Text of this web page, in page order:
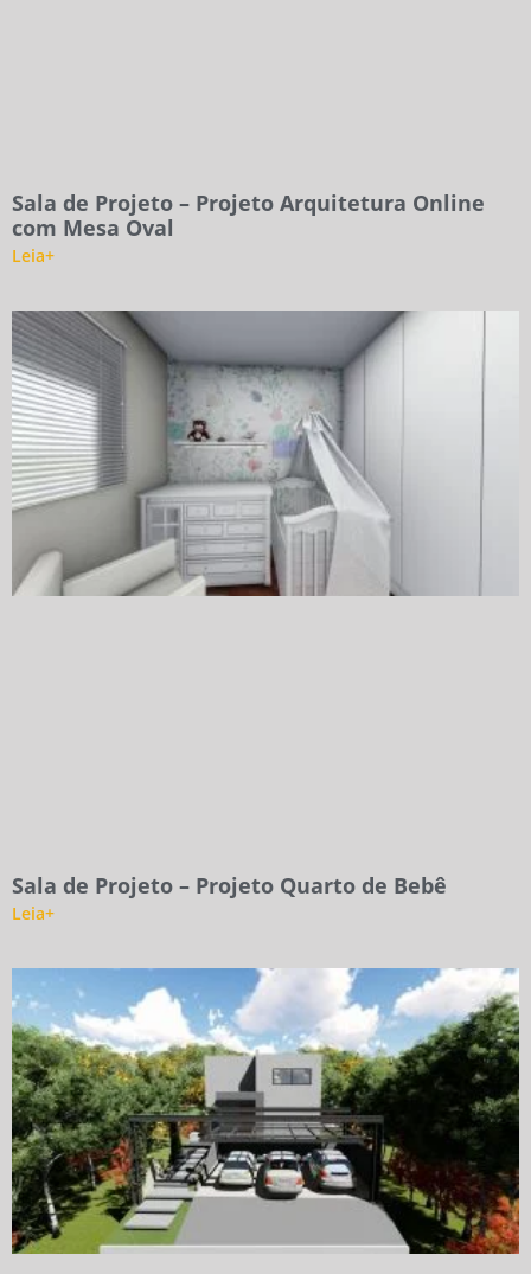
Sala de Projeto – Projeto Arquitetura Online
com Mesa Oval
Leia+
Sala de Projeto – Projeto Quarto de Bebê
Leia+